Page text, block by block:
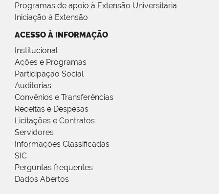
Programas de apoio à Extensão Universitária
Iniciação à Extensão
ACESSO À INFORMAÇÃO
Institucional
Ações e Programas
Participação Social
Auditorias
Convênios e Transferências
Receitas e Despesas
Licitações e Contratos
Servidores
Informações Classificadas
SIC
Perguntas frequentes
Dados Abertos